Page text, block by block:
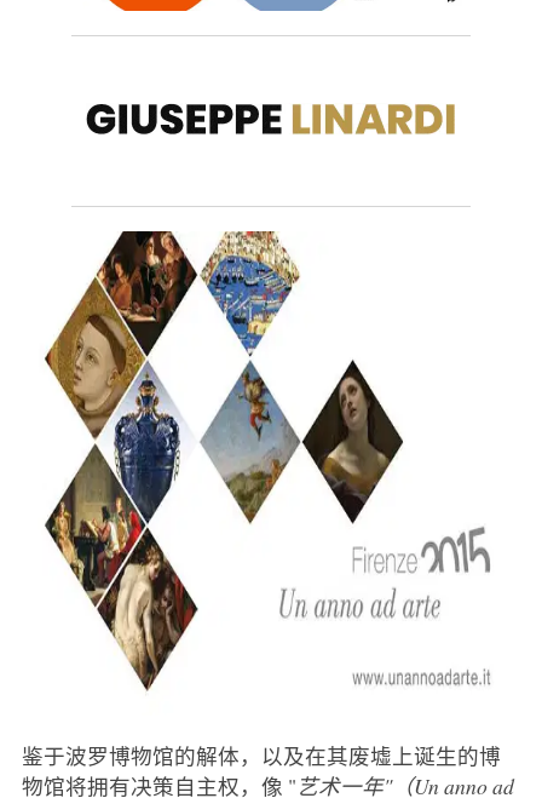
鉴于波罗博物馆的解体，以及在其废墟上诞生的博
物馆将拥有决策自主权，像 "艺术一年"（Un anno ad